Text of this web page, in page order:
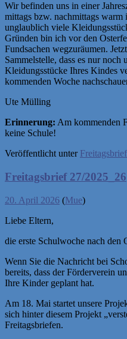
Wir befinden uns in einer
mittags bzw. nachmittags warm
unglaublich viele
Gründen bin ich vor den
Fundsachen wegzuräumen.
Sammelstelle, dass es nur
Kleidungsstücke Ihres Kindes
kommenden Woche
Ute Mülling
Erinnerung: Am kommenden
keine Schule!
Veröffentlicht unter Freitagsbrief
Freitagsbrief 27/2025_26
20. April 2026 (Mue)
Liebe Eltern,
die erste Schulwoche nach den
Wenn Sie die Nachricht bei
bereits, dass der Förderverein
Ihre Kinder geplant hat.
Am 18. Mai startet unsere
sich hinter diesem Projekt
Freitagsbriefen.